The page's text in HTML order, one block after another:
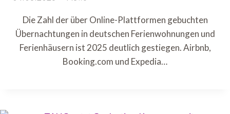
Die Zahl der über Online-Plattformen gebuchten
Übernachtungen in deutschen Ferienwohnungen und
Ferienhäusern ist 2025 deutlich gestiegen. Airbnb,
Booking.com und Expedia…